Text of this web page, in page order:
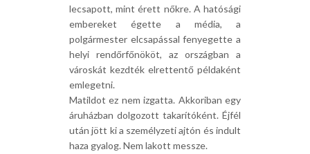
lecsapott, mint érett nőkre. A hatósági
embereket égette a média, a
polgármester elcsapással fenyegette a
helyi rendőrfőnököt, az országban a
városkát kezdték elrettentő példaként
emlegetni.
Matildot ez nem izgatta. Akkoriban egy
áruházban dolgozott takarítóként. Éjfél
után jött ki a személyzeti ajtón és indult
haza gyalog. Nem lakott messze.